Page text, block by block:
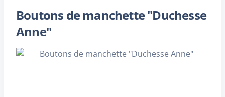
Boutons de manchette "Duchesse
Anne"